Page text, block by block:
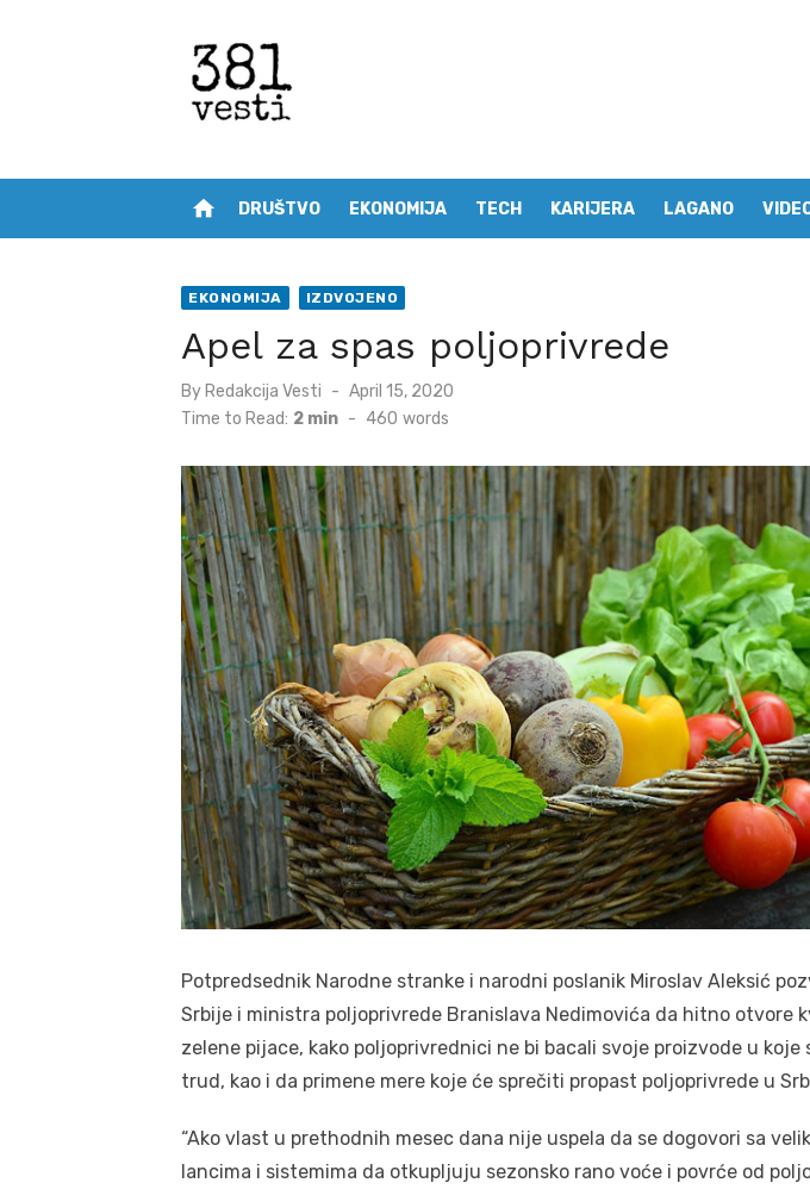
home DRUŠTVO EKONOMIJA TECH KARIJERA LAGANO
EKONOMIJA IZDVOJENO
Apel za spas poljoprivrede
By Redakcija Vesti
Posted
April 15, 2020
Time to Read: 2 min - 460 words
Potpredsednik Narodne stranke i narodni poslanik Miroslav Aleksić
Srbije i ministra poljoprivrede Branislava Nedimovića da hitno otvore
zelene pijace, kako poljoprivrednici ne bi bacali svoje proizvode u koje
trud, kao i da primene mere koje će sprečiti propast poljoprivrede u
“Ako vlast u prethodnih mesec dana nije uspela da se dogovori sa
lancima i sistemima da otkupljuju sezonsko rano voće i povrće od